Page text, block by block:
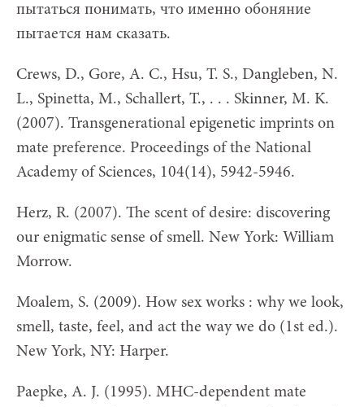
пытаться понимать, что именно обоняние
пытается нам сказать.
Crews, D., Gore, A. C., Hsu, T. S., Dangleben, N.
L., Spinetta, M., Schallert, T., . . . Skinner, M. K.
(2007). Transgenerational epigenetic imprints on
mate preference. Proceedings of the National
Academy of Sciences, 104(14), 5942-5946.
Herz, R. (2007). The scent of desire: discovering
our enigmatic sense of smell. New York: William
Morrow.
Moalem, S. (2009). How sex works : why we look,
smell, taste, feel, and act the way we do (1st ed.).
New York, NY: Harper.
Paepke, A. J. (1995). MHC-dependent mate